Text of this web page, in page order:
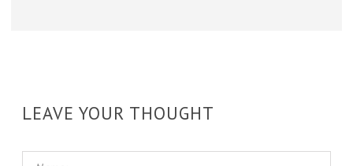
LEAVE YOUR THOUGHT